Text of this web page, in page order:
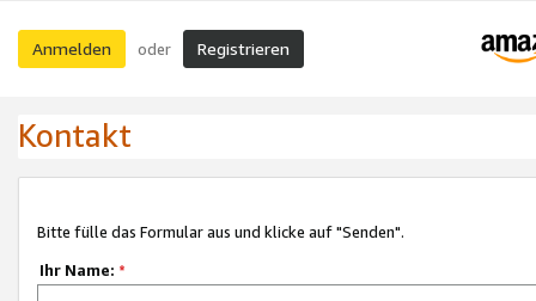
Anmelden oder Registrieren
Kontakt
Bitte fülle das Formular aus und klicke auf "Senden".
Ihr Name: *